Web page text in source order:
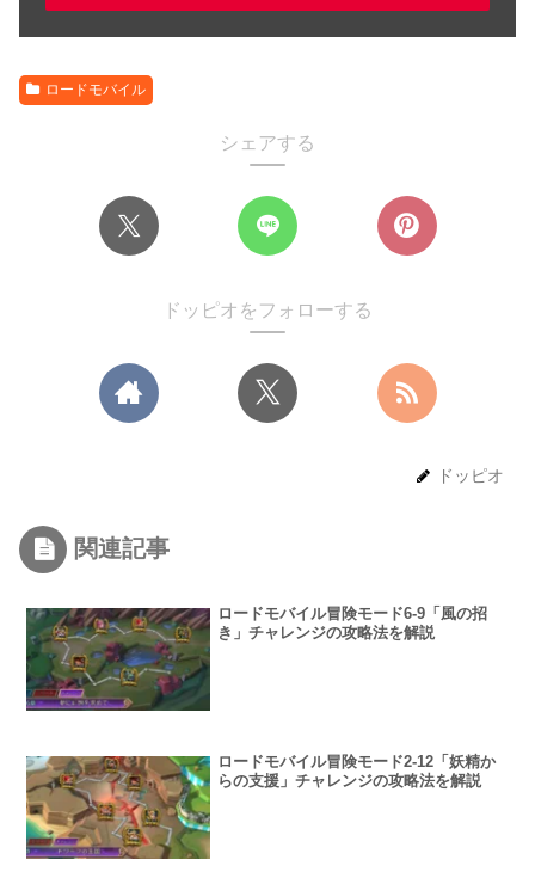
ロードモバイル
シェアする
ドッピオをフォローする
ドッピオ
関連記事
ロードモバイル冒険モード6-9「風の招
き」チャレンジの攻略法を解説
ロードモバイル冒険モード2-12「妖精か
らの支援」チャレンジの攻略法を解説